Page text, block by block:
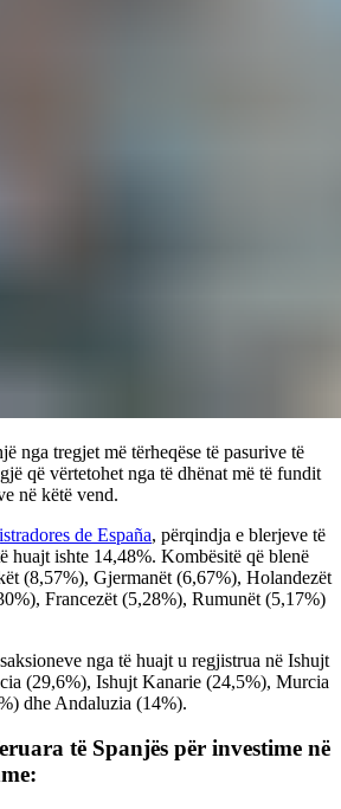
nga tregjet më tërheqëse të pasurive të
që vërtetohet nga të dhënat më të fundit
në këtë vend.
de España, përqindja e blerjeve të
huajt ishte 14,48%. Kombësitë që blenë
(8,57%), Gjermanët (6,67%), Holandezët
Francezët (5,28%), Rumunët (5,17%)
nga të huajt u regjistrua në Ishujt
(29,6%), Ishujt Kanarie (24,5%), Murcia
dhe Andaluzia (14%).
të Spanjës për investime në